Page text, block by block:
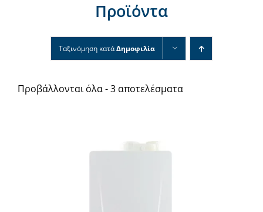
Επικοινωνία
Προϊόντα
Ταξινόμηση κατάΔημοφιλία
Προβάλλονται όλα - 3 αποτελέσματα